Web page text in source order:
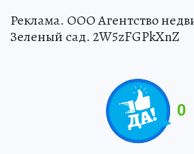
Реклама. ООО Агентство
Зеленый сад. 2W5zFGPkXnZ
0